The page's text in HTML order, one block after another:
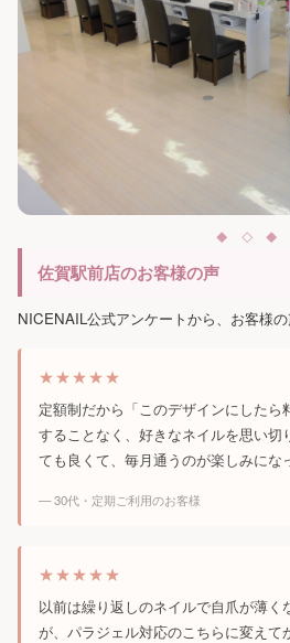
佐賀駅前店のお客様の声
NICENAIL公式アンケートから、お客様の
★★★★★
定額制だから「このデザインにした
することなく、好きなネイルを思い切
ても良くて、毎月通うのが楽しみにな
— 30代・定期ご利用のお客様
★★★★★
以前は繰り返しのネイルで自爪が薄く
が、パラジェル対応のこちらに変えて